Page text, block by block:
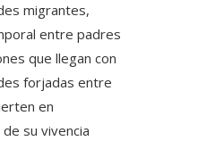
migrantes,
entre padres
que llegan con
forjadas entre
en
su vivencia